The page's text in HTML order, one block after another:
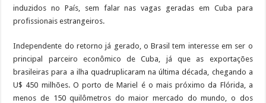
induzidos no País, sem falar nas vagas geradas em Cuba para
profissionais estrangeiros.
Independente do retorno já gerado, o Brasil tem interesse em ser o
principal parceiro econômico de Cuba, já que as exportações
brasileiras para a ilha quadruplicaram na última década, chegando a
U$ 450 milhões. O porto de Mariel é o mais próximo da Flórida, a
menos de 150 quilômetros do maior mercado do mundo, o dos